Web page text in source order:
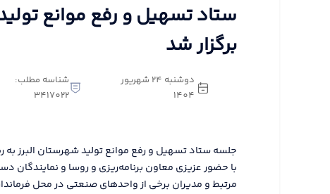
ستاد تسهیل و رفع موانع
برگزار شد
دوشنبه 24 شهریور
1404
شناسه مطلب:
3417022
جلسه ستاد تسهیل و رفع موانع تولید شهرستان البرز به
با حضور عزیزی معاون برنامه‌ریزی و روسا و نمایندگان
مرتبط و مدیران برخی از واحدهای صنعتی در محل